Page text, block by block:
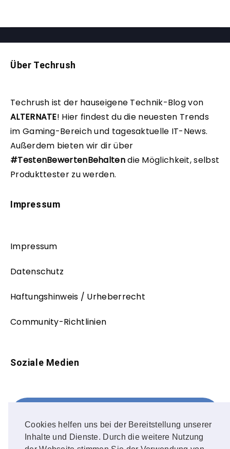
Cookies helfen uns bei der Bereitstellung unserer
Inhalte und Dienste. Durch die weitere Nutzung
Über Techrush
Techrush ist der hauseigene Technik-Blog von
ALTERNATE! Hier findest du die neuesten Trends
im Gaming-Bereich und tagesaktuelle IT-News.
Außerdem bieten wir dir über
#TestenBewertenBehaltendie Möglichkeit, selbst
Produkttester zu werden.
Impressum
Impressum
Datenschutz
Haftungshinweis / Urheberrecht
Community-Richtlinien
Soziale Medien
FOLLOW ME!